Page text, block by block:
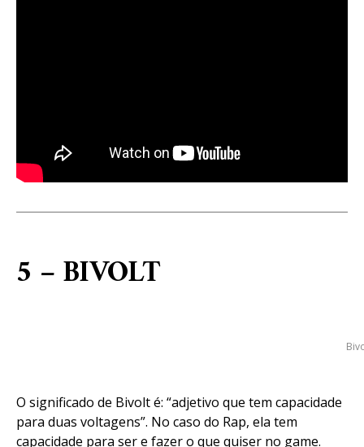
5 – BIVOLT
O significado de Bivolt é: “adjetivo que tem capacidade
para duas voltagens”. No caso do Rap, ela tem
capacidade para ser e fazer o que quiser no game.